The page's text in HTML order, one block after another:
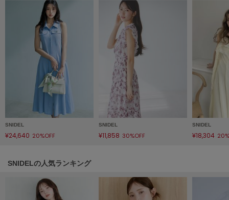
リーボック
SALOMON
サロモン
SESAME STREET MARKET
セサミストリートマーケット
SNIDEL
¥24,640 20%OFF
SNIDEL
¥11,858 30%OFF
SNIDEL
¥18,304
SNIDELの人気ランキング